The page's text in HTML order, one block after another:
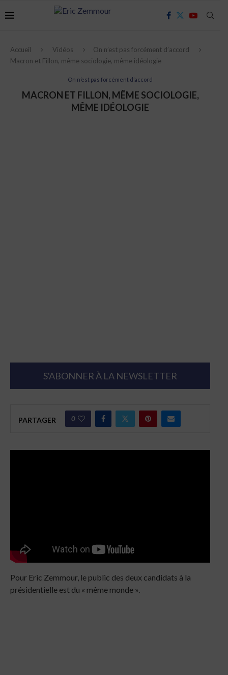
Accueil Vidéos
On n’est pas forcément d’accord
Macron et Fillon, même sociologie, même idéologie
On n’est pas forcément d’accord
MACRON ET FILLON, MÊME SOCIOLOGIE,
MÊME IDÉOLOGIE
S'ABONNER À LA NEWSLETTER
PARTAGER 0
Pour Eric Zemmour, le public des deux candidats à la
présidentielle est du « même monde ».